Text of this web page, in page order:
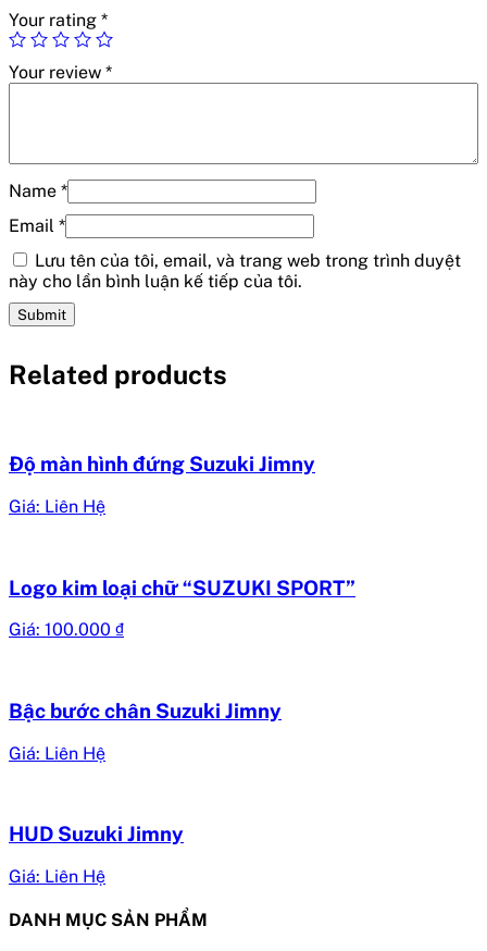
Your rating *
Your review *
Name *
Email *
Lưu tên của tôi, email, và trang web trong trình duyệt
này cho lần bình luận kế tiếp của tôi.
Related products
Độ màn hình đứng Suzuki Jimny
Giá: Liên Hệ
Logo kim loại chữ “SUZUKI SPORT”
Giá: 100.000 ₫
Bậc bước chân Suzuki Jimny
Giá: Liên Hệ
HUD Suzuki Jimny
Giá: Liên Hệ
DANH MỤC SẢN PHẨM